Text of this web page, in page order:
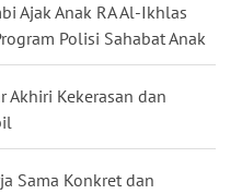
Ajak Anak RA Al-Ikhlas
Polisi Sahabat Anak
Akhiri Kekerasan dan
Sama Konkret dan